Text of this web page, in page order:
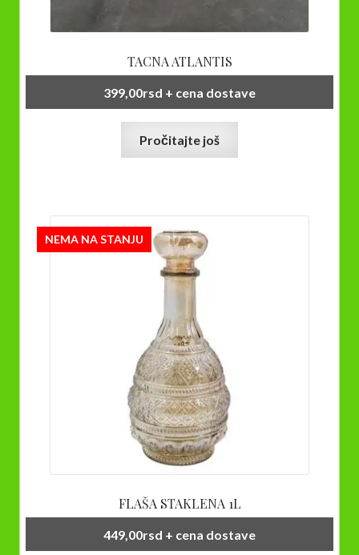
TACNA ATLANTIS
399,00rsd + cena dostave
Pročitajte još
NEMA NA STANJU
FLAŠA STAKLENA 1L
449,00rsd + cena dostave